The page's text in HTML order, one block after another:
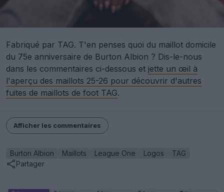
Fabriqué par TAG. T'en penses quoi du maillot domicile
du 75e anniversaire de Burton Albion ? Dis-le-nous
dans les commentaires ci-dessous et jette un œil à
l'aperçu des maillots 25-26 pour découvrir d'autres
fuites de maillots de foot TAG.
Afficher les commentaires
Burton Albion Maillots League One Logos
TAG
Partager